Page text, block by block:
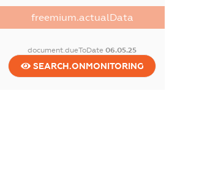
freemium.actualData
document.dueToDate06.05.25
SEARCH.ONMONITORING